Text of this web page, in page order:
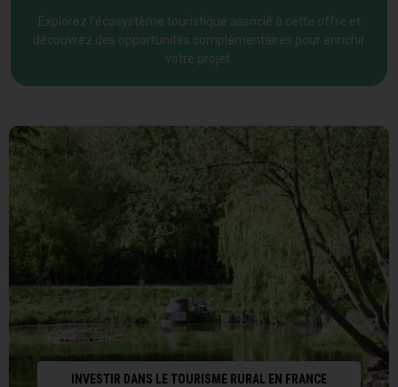
Explorez l'écosystème touristique associé à cette offre et
découvrez des opportunités complémentaires pour enrichir
votre projet.
INVESTIR DANS LE TOURISME RURAL EN FRANCE